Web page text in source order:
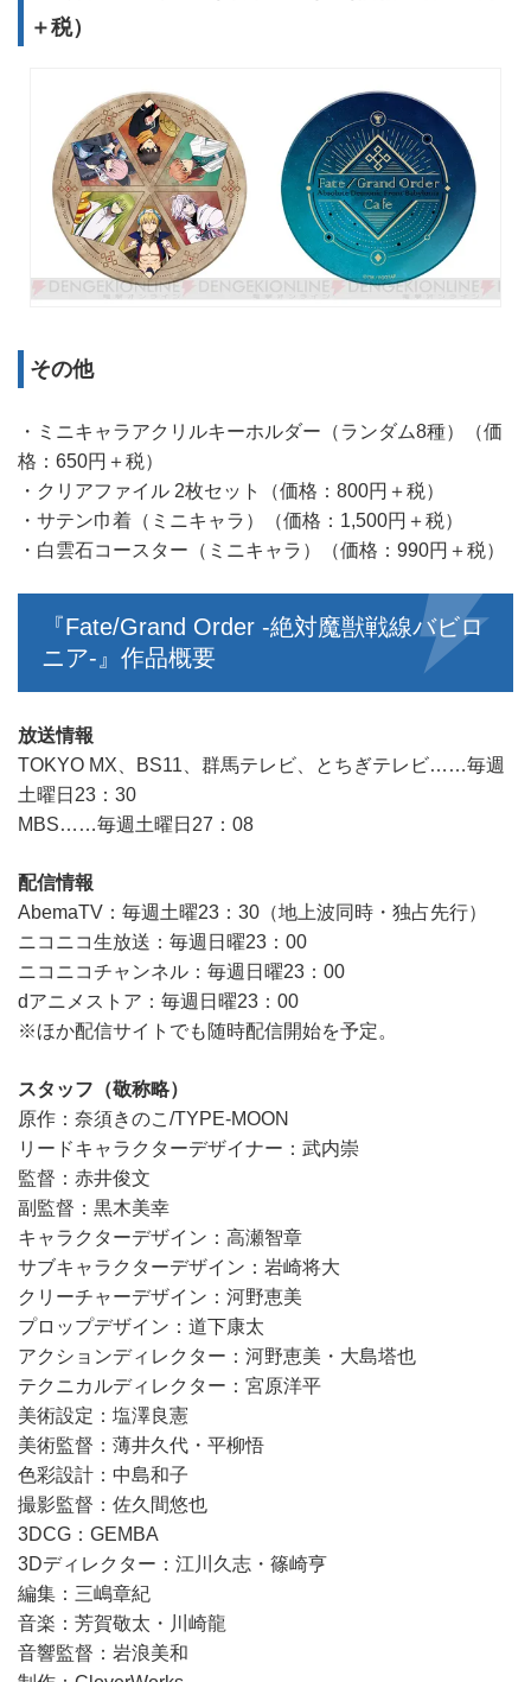
＋税）
その他
・ミニキャラアクリルキーホルダー（ランダム8種）（価
格：650円＋税）
・クリアファイル 2枚セット（価格：800円＋税）
・サテン巾着（ミニキャラ）（価格：1,500円＋税）
・白雲石コースター（ミニキャラ）（価格：990円＋税）
『Fate/Grand Order -絶対魔獣戦線バビロ
ニア-』作品概要
放送情報
TOKYO MX、BS11、群馬テレビ、とちぎテレビ……毎週
土曜日23：30
MBS……毎週土曜日27：08
配信情報
AbemaTV：毎週土曜23：30（地上波同時・独占先行）
ニコニコ生放送：毎週日曜23：00
ニコニコチャンネル：毎週日曜23：00
dアニメストア：毎週日曜23：00
※ほか配信サイトでも随時配信開始を予定。
スタッフ（敬称略）
原作：奈須きのこ/TYPE-MOON
リードキャラクターデザイナー：武内崇
監督：赤井俊文
副監督：黒木美幸
キャラクターデザイン：高瀬智章
サブキャラクターデザイン：岩崎将大
クリーチャーデザイン：河野恵美
プロップデザイン：道下康太
アクションディレクター：河野恵美・大島塔也
テクニカルディレクター：宮原洋平
美術設定：塩澤良憲
美術監督：薄井久代・平柳悟
色彩設計：中島和子
撮影監督：佐久間悠也
3DCG：GEMBA
3Dディレクター：江川久志・篠崎亨
編集：三嶋章紀
音楽：芳賀敬太・川崎龍
音響監督：岩浪美和